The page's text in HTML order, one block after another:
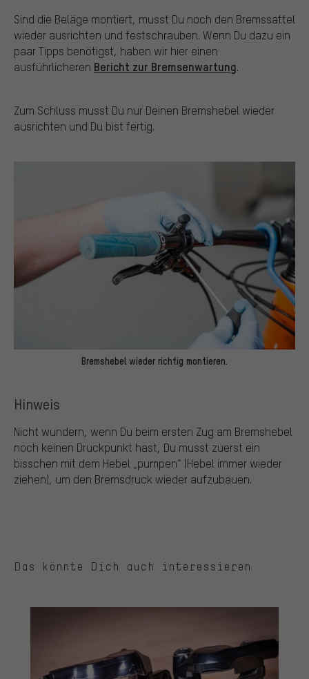
Sind die Beläge montiert, musst Du noch den Bremssattel
wieder ausrichten und festschrauben. Wenn Du dazu ein
paar Tipps benötigst, haben wir hier einen
ausführlicheren Bericht zur Bremsenwartung.
Zum Schluss musst Du nur Deinen Bremshebel wieder
ausrichten und Du bist fertig.
Bremshebel wieder richtig montieren.
Hinweis
Nicht wundern, wenn Du beim ersten Zug am Bremshebel
noch keinen Druckpunkt hast, Du musst zuerst ein
bisschen mit dem Hebel „pumpen“ (Hebel immer wieder
ziehen), um den Bremsdruck wieder aufzubauen.
Das könnte Dich auch interessieren